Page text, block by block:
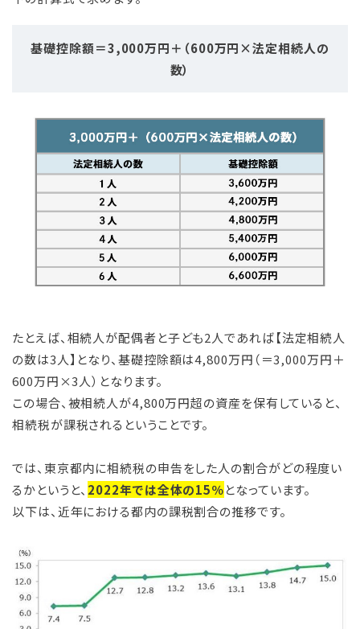
基礎控除額＝3,000万円＋（600万円×法定相続人の
数）
たとえば、相続人が配偶者と子ども2人であれば【法定相続人
の数は3人】となり、基礎控除額は4,800万円（＝3,000万円＋
600万円×3人）となります。
この場合、被相続人が4,800万円超の資産を保有していると、
相続税が課税されるということです。
では、東京都内に相続税の申告をした人の割合がどの程度い
るかというと、 2022年では全体の15％となっています。
以下は、近年における都内の課税割合の推移です。